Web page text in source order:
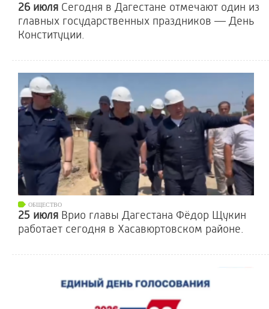
26 июля Сегодня в Дагестане отмечают один из
главных государственных праздников — День
Конституции.
ОБЩЕСТВО
25 июля Врио главы Дагестана Фёдор Щукин
работает сегодня в Хасавюртовском районе.